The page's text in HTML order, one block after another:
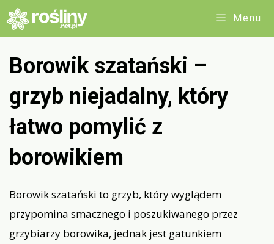
Przejdź
do
Menu
Borowik szatański –
grzyb niejadalny, który
łatwo pomylić z
borowikiem
Borowik szatański to grzyb, który wyglądem
przypomina smacznego i poszukiwanego przez
grzybiarzy borowika, jednak jest gatunkiem